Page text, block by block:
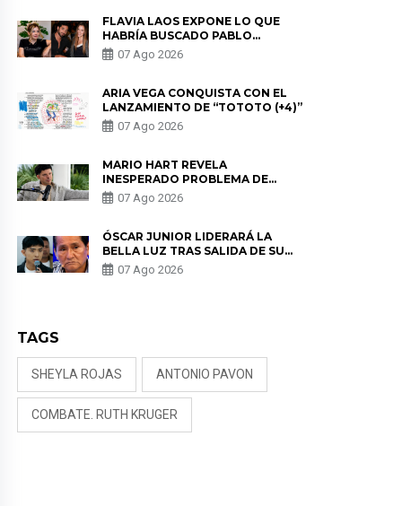
FLAVIA LAOS EXPONE LO QUE
HABRÍA BUSCADO PABLO
HEREDIA CON ALE FULLER: “UNA
DE LAS PARTES QUERÍA EL
07 Ago 2026
ARIA VEGA CONQUISTA CON EL
LANZAMIENTO DE “TOTOTO (+4)”
07 Ago 2026
MARIO HART REVELA
INESPERADO PROBLEMA DE
SALUD ANTES DE SEPARARSE DE
KORINA: “ME ENCONTRARON UN
07 Ago 2026
ÓSCAR JUNIOR LIDERARÁ LA
BELLA LUZ TRAS SALIDA DE SU
PADRE POR POLÉMICA CON
NALDY SALDAÑA
07 Ago 2026
TAGS
SHEYLA ROJAS ANTONIO PAVON
COMBATE. RUTH KRUGER